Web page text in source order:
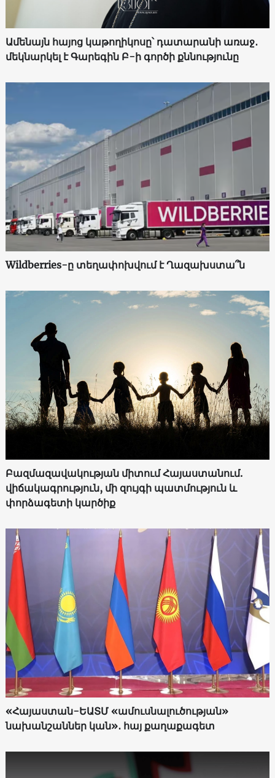
Ամենայն հայոց կաթողիկոսը՝ դատարանի առաջ․
մեկնարկել է Գարեգին Բ-ի գործի քննությունը
Wildberries-ը տեղափոխվում է Ղազախստա՞ն
Բազմազավակության միտում Հայաստանում.
վիճակագրություն, մի զույգի պատմություն և
փորձագետի կարծիք
«Հայաստան-ԵԱՏՄ «ամուսնալուծության»
նախանշաններ կան»․ հայ քաղաքագետ